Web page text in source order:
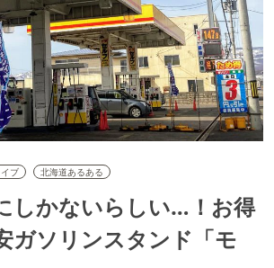
イブ 北海道あるある
しかないらしい…！お得
ガソリンスタンド「モ